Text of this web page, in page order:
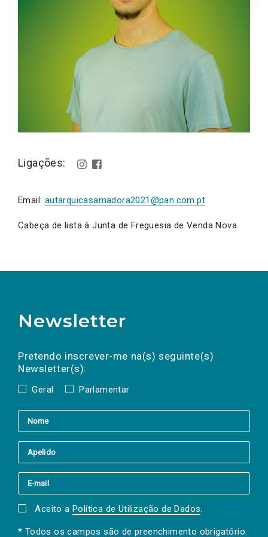
Ligações:
Email: autarquicasamadora2021@pan.com.pt
Cabeça de lista à Junta de Freguesia de Venda Nova.
Newsletter
Pretendo inscrever-me na(s) seguinte(s)
Newsletter(s):
Geral Parlamentar
a(s) newsletter(s).
mail
Aceito a Política de Utilização de Dados.
* Todos os campos são de preenchimento obrigatório.